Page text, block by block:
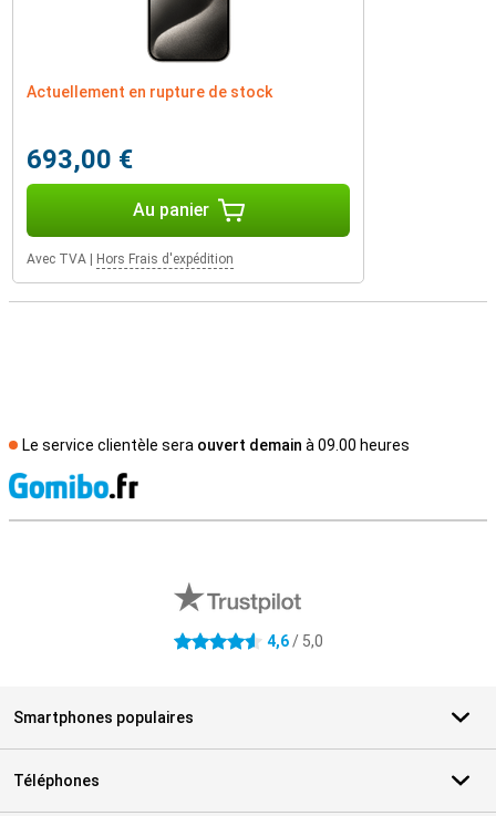
Actuellement en rupture de stock
693,00 €
Au panier
Avec TVA Hors Frais d'expédition
Le service clientèle sera ouvert demain à 09.00 heures
4.6 étoiles 4,6/ 5,0
Smartphones populaires
Téléphones